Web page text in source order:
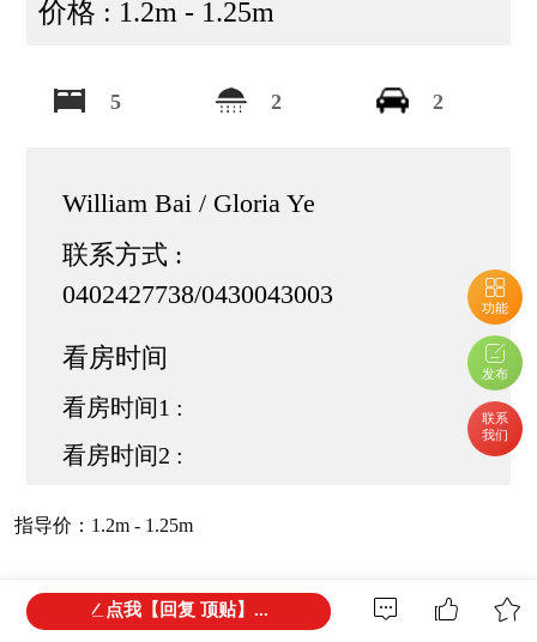
功能
发布
联系
我们
价格 : 1.2m - 1.25m
5 2 2
William Bai / Gloria Ye
联系方式 :
0402427738/0430043003
看房时间
看房时间1 :
看房时间2 :
指导价：1.2m - 1.25m
主屋采用经典设计，拥有三个宽敞的卧室、一个大浴室和一
个明亮的客厅，使用优质材料建造，包括厨房的木材和整个
点我【回复 顶贴】...